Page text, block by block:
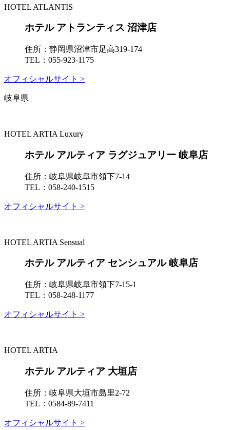
HOTEL ATLANTIS
ホテル アトランティス 沼津店
住所： 静岡県沼津市足高319-174
TEL： 055-923-1175
オフィシャルサイト >
岐阜県
HOTEL ARTIA Luxury
ホテル アルティア ラグジュアリー 岐阜店
住所： 岐阜県岐阜市領下7-14
TEL： 058-240-1515
オフィシャルサイト >
HOTEL ARTIA Sensual
ホテル アルティア センシュアル 岐阜店
住所： 岐阜県岐阜市領下7-15-1
TEL： 058-248-1177
オフィシャルサイト >
HOTEL ARTIA
ホテル アルティア 大垣店
住所： 岐阜県大垣市島里2-72
TEL： 0584-89-7411
オフィシャルサイト >